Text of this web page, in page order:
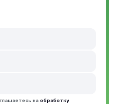
на обработку